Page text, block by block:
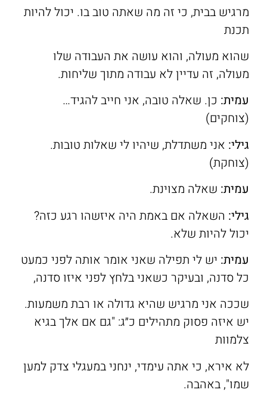
מרגיש בבית, כי זה מה שאתה טוב בו. יכול להיות
תכנת
שהוא מעולה, והוא עושה את העבודה שלו
מעולה, זה עדיין לא עבודה מתוך שליחות.
עמית: כן. שאלה טובה, אני חייב להגיד…
(צוחקים)
גילי: אני משתדלת, שיהיו לי שאלות טובות.
(צוחקת)
עמית: שאלה מצוינת.
גילי: השאלה אם באמת היה איזשהו רגע כזה?
יכול להיות שלא.
עמית: יש לי תפילה שאני אומר אותה לפני כמעט
כל סדנה, ובעיקר כשאני בלחץ לפני איזו סדנה,
שככה אני מרגיש שהיא גדולה או רבת משמעות.
יש איזה פסוק מתהילים כ״ג: "גם אם אלך בגיא
צלמוות
לא אירא, כי אתה עימדי, ינחני במעגלי צדק למען
שמו", באהבה.